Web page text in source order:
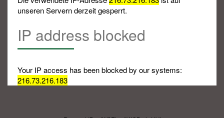
unseren Servern derzeit gesperrt.
IP address blocked
Your IP access has been blocked by our systems:
216.73.216.183